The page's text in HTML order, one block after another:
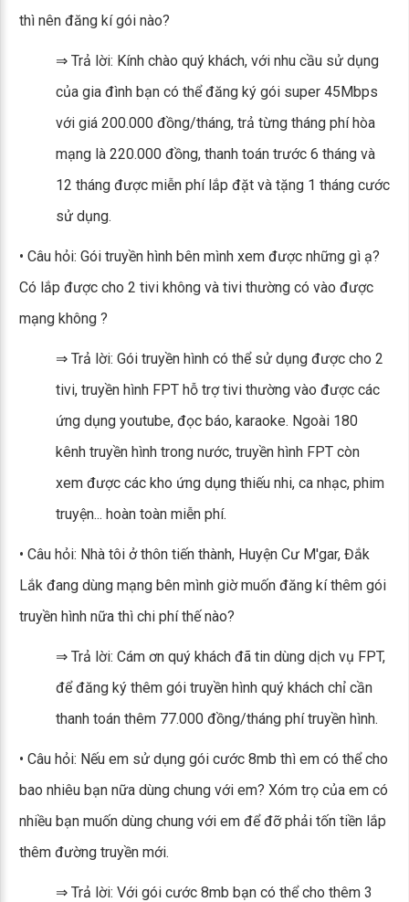
thì nên đăng kí gói nào?
⇒ Trả lời: Kính chào quý khách, với nhu cầu sử dụng
của gia đình bạn có thể đăng ký gói super 45Mbps
với giá 200.000 đồng/tháng, trả từng tháng phí hòa
mạng là 220.000 đồng, thanh toán trước 6 tháng và
12 tháng được miễn phí lắp đặt và tặng 1 tháng cước
sử dụng.
• Câu hỏi: Gói truyền hình bên mình xem được những gì ạ?
Có lắp được cho 2 tivi không và tivi thường có vào được
mạng không ?
⇒ Trả lời: Gói truyền hình có thể sử dụng được cho 2
tivi, truyền hình FPT hỗ trợ tivi thường vào được các
ứng dụng youtube, đọc báo, karaoke. Ngoài 180
kênh truyền hình trong nước, truyền hình FPT còn
xem được các kho ứng dụng thiếu nhi, ca nhạc, phim
truyện... hoàn toàn miễn phí.
• Câu hỏi: Nhà tôi ở thôn tiến thành, Huyện Cư M'gar, Đắk
Lắk đang dùng mạng bên mình giờ muốn đăng kí thêm gói
truyền hình nữa thì chi phí thế nào?
⇒ Trả lời: Cám ơn quý khách đã tin dùng dịch vụ FPT,
để đăng ký thêm gói truyền hình quý khách chỉ cần
thanh toán thêm 77.000 đồng/tháng phí truyền hình.
• Câu hỏi: Nếu em sử dụng gói cước 8mb thì em có thể cho
bao nhiêu bạn nữa dùng chung với em? Xóm trọ của em có
nhiều bạn muốn dùng chung với em để đỡ phải tốn tiền lắp
thêm đường truyền mới.
⇒ Trả lời: Với gói cước 8mb bạn có thể cho thêm 3